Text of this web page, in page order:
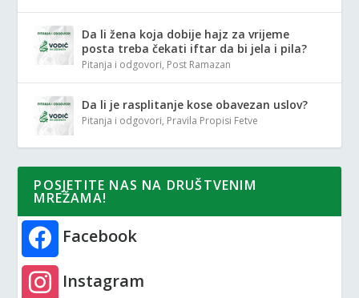
Da li žena koja dobije hajz za vrijeme
posta treba čekati iftar da bi jela i pila?
Pitanja i odgovori, Post Ramazan
Da li je rasplitanje kose obavezan uslov?
Pitanja i odgovori, Pravila Propisi Fetve
POSJETITE NAS NA DRUŠTVENIM
MREŽAMA!
Facebook
Instagram